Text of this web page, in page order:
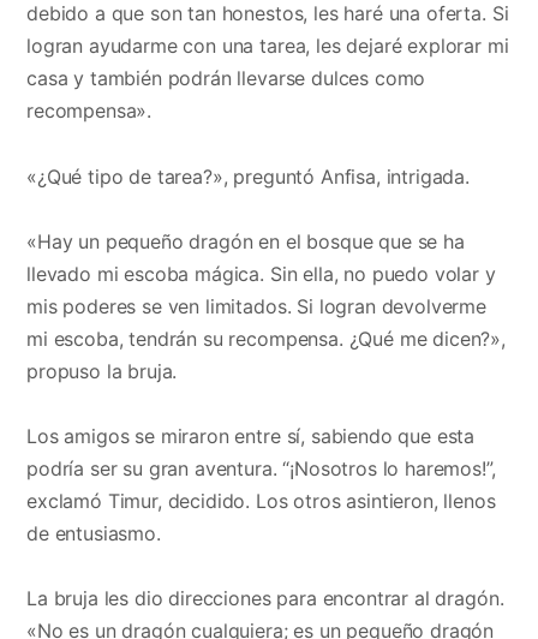
debido a que son tan honestos, les haré una oferta. Si
logran ayudarme con una tarea, les dejaré explorar mi
casa y también podrán llevarse dulces como
recompensa».
«¿Qué tipo de tarea?», preguntó Anfisa, intrigada.
«Hay un pequeño dragón en el bosque que se ha
llevado mi escoba mágica. Sin ella, no puedo volar y
mis poderes se ven limitados. Si logran devolverme
mi escoba, tendrán su recompensa. ¿Qué me dicen?»,
propuso la bruja.
Los amigos se miraron entre sí, sabiendo que esta
podría ser su gran aventura. “¡Nosotros lo haremos!”,
exclamó Timur, decidido. Los otros asintieron, llenos
de entusiasmo.
La bruja les dio direcciones para encontrar al dragón.
«No es un dragón cualquiera; es un pequeño dragón